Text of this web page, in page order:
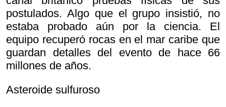
postulados. Algo que el grupo insistió, no
estaba probado aún por la ciencia. El
equipo recuperó rocas en el mar caribe que
guardan detalles del evento de hace 66
millones de años.
Asteroide sulfuroso